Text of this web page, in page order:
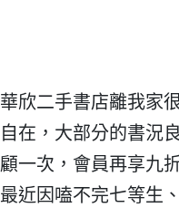
華欣二手書店離我家
自在，大部分的書況
顧一次，會員再享九
最近因嗑不完七等生